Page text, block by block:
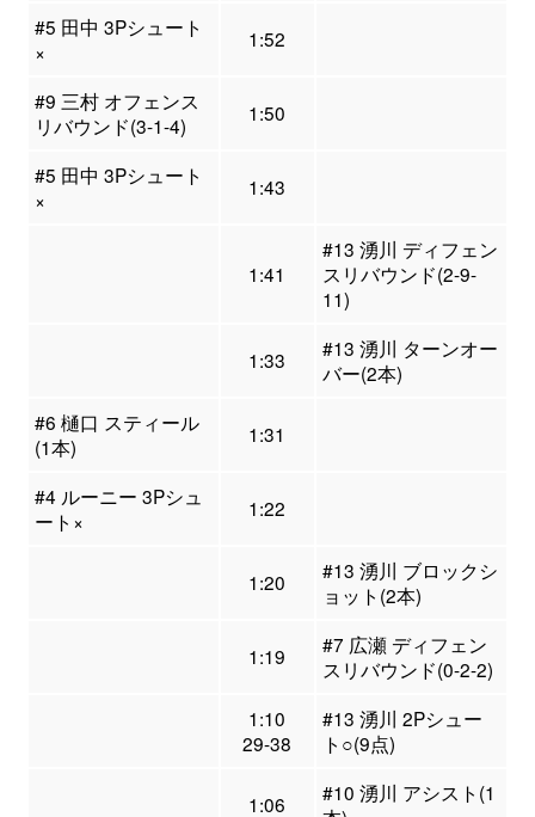
#5 田中 3Pシュート
×
1:52
#9 三村 オフェンス
リバウンド(3-1-4)
1:50
#5 田中 3Pシュート
×
1:43
1:41
#13 湧川 ディフェン
スリバウンド(2-9-
11)
1:33
#13 湧川 ターンオー
バー(2本)
#6 樋口 スティール
(1本)
1:31
#4 ルーニー 3Pシュ
ート×
1:22
1:20
#13 湧川 ブロックシ
ョット(2本)
1:19
#7 広瀬 ディフェン
スリバウンド(0-2-2)
1:10
29-38
#13 湧川 2Pシュー
ト○(9点)
1:06
#10 湧川 アシスト(1